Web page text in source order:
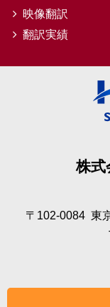
映像翻訳
翻訳実績
株式
〒102-0084 東